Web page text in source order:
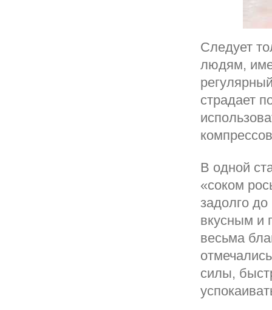
Следует
людям,
страдает
В одной
«соком
задолго
вкусным и
весьма
силы,